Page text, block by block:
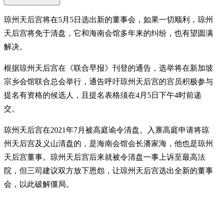
琼州天后宫将在5月5日选出新的董事会，如果一切顺利，琼州
天后宫将免于清盘，它和海南会馆多年来的纠纷，也有望圆满
解决。
根据琼州天后宫在《联合早报》刊登的通告，选举将在新加坡
宗乡会馆联合总会举行，通告呼吁琼州天后宫的宫员积极参与
提名有资格的候选人，且提名表格须在4月5日下午4时前递
交。
琼州天后宫在2021年7月被高庭谕令清盘。入禀高庭申请将琼
州天后宫及义山清盘的，是海南会馆会长潘家海，他也是琼州
天后宫董事。琼州天后宫后来就被令清盘一事上诉至最高法
院，但三司建议双方放下恩怨，让琼州天后宫选出全新的董事
会，以此破解僵局。